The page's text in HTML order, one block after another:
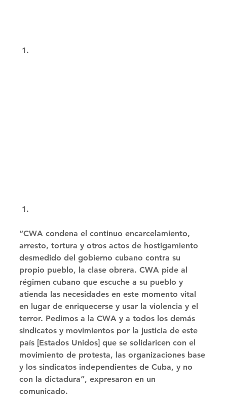
“CWA condena el continuo encarcelamiento,
arresto, tortura y otros actos de hostigamiento
desmedido del gobierno cubano contra su
propio pueblo, la clase obrera. CWA pide al
régimen cubano que escuche a su pueblo y
atienda las necesidades en este momento vital
en lugar de enriquecerse y usar la violencia y el
terror. Pedimos a la CWA y a todos los demás
sindicatos y movimientos por la justicia de este
país [Estados Unidos] que se solidaricen con el
movimiento de protesta, las organizaciones base
y los sindicatos independientes de Cuba, y no
con la dictadura”, expresaron en un
comunicado.